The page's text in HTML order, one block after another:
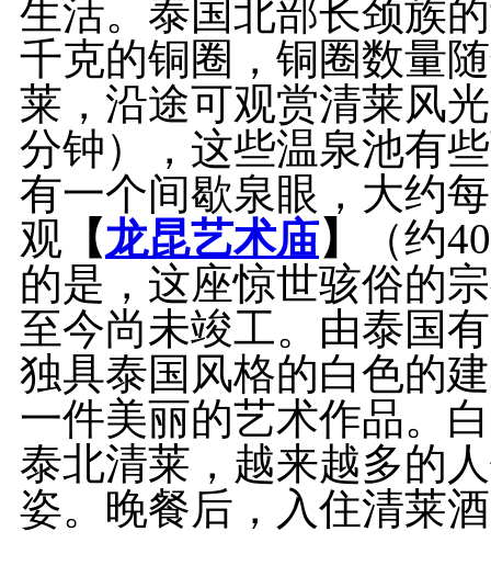
生活。泰国北部长颈族
千克的铜圈，铜圈数量
莱，沿途可观赏清莱风
分钟），这些温泉池有
有一个间歇泉眼，大约
观 【龙昆艺术庙】 （约
的是，这座惊世骇俗的
至今尚未竣工。由泰国
独具泰国风格的白色的
一件美丽的艺术作品。
泰北清莱，越来越多的
姿。晚餐后，入住清莱